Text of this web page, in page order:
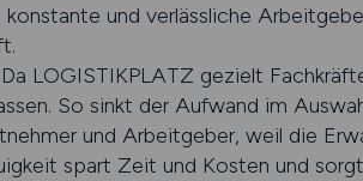
und verlässliche
LOGISTIKPLATZ gezielt
So sinkt der Aufwand im
und Arbeitgeber, weil die
spart Zeit und Kosten und